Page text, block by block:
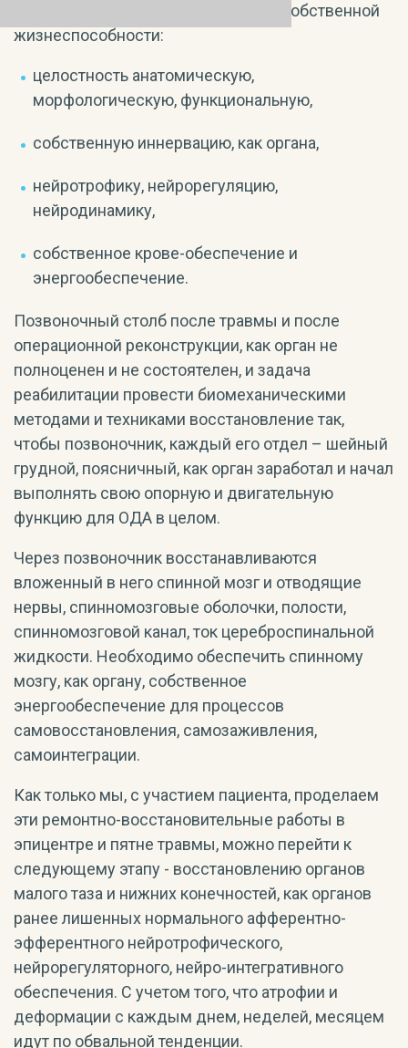
обеспечить все шесть условий его собственной
жизнеспособности:
целостность анатомическую,
морфологическую, функциональную,
собственную иннервацию, как органа,
нейротрофику, нейрорегуляцию,
нейродинамику,
собственное крове-обеспечение и
энергообеспечение.
Позвоночный столб после травмы и после
операционной реконструкции, как орган не
полноценен и не состоятелен, и задача
реабилитации провести биомеханическими
методами и техниками восстановление так,
чтобы позвоночник, каждый его отдел – шейный
грудной, поясничный, как орган заработал и начал
выполнять свою опорную и двигательную
функцию для ОДА в целом.
Через позвоночник восстанавливаются
вложенный в него спинной мозг и отводящие
нервы, спинномозговые оболочки, полости,
спинномозговой канал, ток цереброспинальной
жидкости. Необходимо обеспечить спинному
мозгу, как органу, собственное
энергообеспечение для процессов
самовосстановления, самозаживления,
самоинтеграции.
Как только мы, с участием пациента, проделаем
эти ремонтно-восстановительные работы в
эпицентре и пятне травмы, можно перейти к
следующему этапу - восстановлению органов
малого таза и нижних конечностей, как органов
ранее лишенных нормального афферентно-
эфферентного нейротрофического,
нейрорегуляторного, нейро-интегративного
обеспечения. С учетом того, что атрофии и
деформации с каждым днем, неделей, месяцем
идут по обвальной тенденции.